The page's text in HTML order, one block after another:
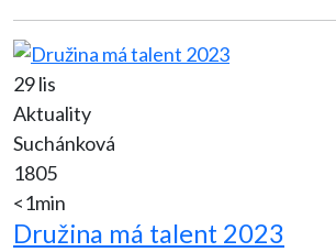
29 lis
Aktuality
Suchánková
1805
<1min
Družina má talent 2023